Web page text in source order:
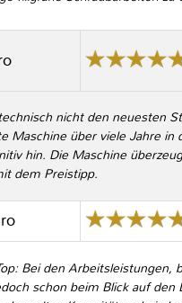
nicht den neuesten
Maschine über viele Jahre in
hin. Die Maschine
dem Preistipp.
Bei den Arbeitsleistungen,
schon beim Blick auf